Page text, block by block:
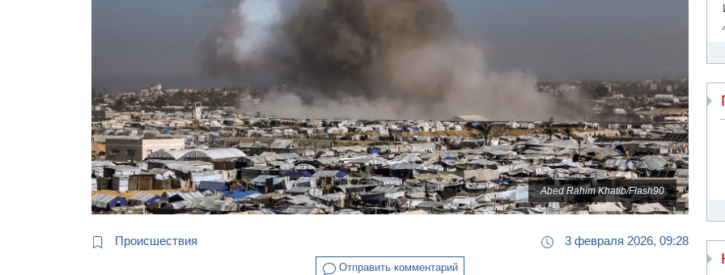
Abed Rahim Khatib/Flash90
Происшествия 3 февраля 2026, 09:28
Отправить комментарий